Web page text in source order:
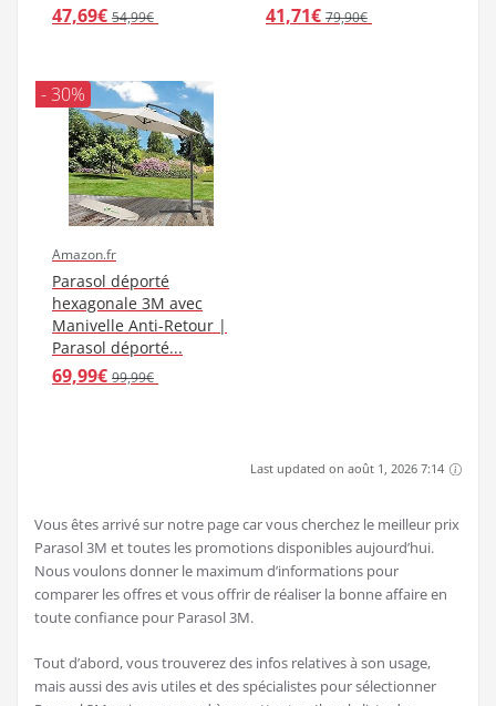
47,69€ 54,99€ 41,71€ 79,90€
- 30%
Amazon.fr
Parasol déporté
hexagonale 3M avec
Manivelle Anti-Retour |
Parasol déporté...
69,99€ 99,99€
Last updated on août 1, 2026 7:14
Vous êtes arrivé sur notre page car vous cherchez le meilleur prix
Parasol 3M et toutes les promotions disponibles aujourd’hui.
Nous voulons donner le maximum d’informations pour
comparer les offres et vous offrir de réaliser la bonne affaire en
toute confiance pour Parasol 3M.
Tout d’abord, vous trouverez des infos relatives à son usage,
mais aussi des avis utiles et des spécialistes pour sélectionner